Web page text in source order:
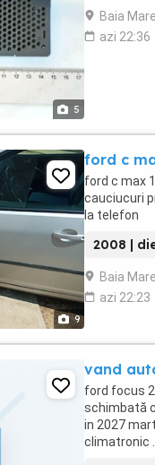
5
Baia
azi 22:36
9
ford c
ford c max
cauciucuri
la telefon
2008 |
Baia
azi 22:23
vand
ford focus
schimbată
in 2027
climatronic .